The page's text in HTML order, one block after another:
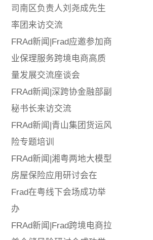
司南区负责人刘尧成先生
率团来访交流
FRAd新闻|Frad应邀参加商
业保理服务跨境电商高质
量发展交流座谈会
FRAd新闻|深跨协金融部副
秘书长来访交流
FRAd新闻|青山集团货运风
险专题培训
FRAd新闻|湘粤两地大模型
房屋保险应用研讨会在
Frad在粤线下会场成功举
办
FRAd新闻|Frad跨境电商拉